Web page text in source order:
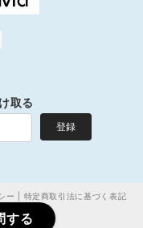
取る
登録
ー 特定商取引法に基づく表記
する